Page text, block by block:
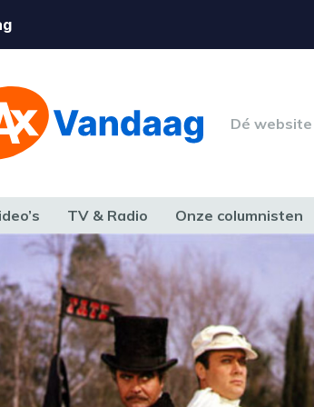
Dé
TV & Radio Onze columnisten
FAMILIE & RELATIE GELD, WERK & RECHT